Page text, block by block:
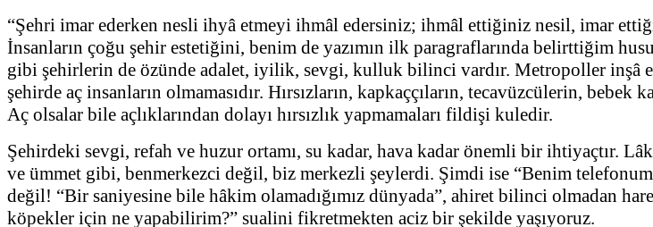
“Şehri imar ederken nesli ihyâ etmeyi ihmâl edersiniz; ihmâl ettiğiniz nesil, imar
İnsanların çoğu şehir estetiğini, benim de yazımın ilk paragraflarında belirttiğim
gibi şehirlerin de özünde adalet, iyilik, sevgi, kulluk bilinci vardır. Metropoller inşâ
şehirde aç insanların olmamasıdır. Hırsızların, kapkaççıların, tecavüzcülerin,
Aç olsalar bile açlıklarından dolayı hırsızlık yapmamaları fildişi kuledir.
Şehirdeki sevgi, refah ve huzur ortamı, su kadar, hava kadar önemli bir ihtiyaçtır.
ve ümmet gibi, benmerkezci değil, biz merkezli şeylerdi. Şimdi ise “Benim
değil! “Bir saniyesine bile hâkim olamadığımız dünyada”, ahiret bilinci olmadan
köpekler için ne yapabilirim?” sualini fikretmekten aciz bir şekilde yaşıyoruz.